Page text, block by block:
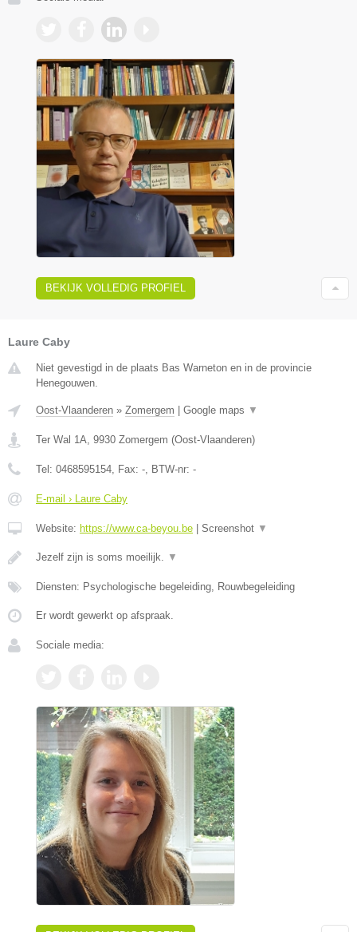
BEKIJK VOLLEDIG PROFIEL
Laure Caby
Niet gevestigd in de plaats Bas Warneton en in de provincie
Henegouwen.
Oost-Vlaanderen » Zomergem Google maps ▼
Ter Wal 1A, 9930 Zomergem (Oost-Vlaanderen)
Tel: 0468595154, Fax: -, BTW-nr: -
E-mail › Laure Caby
Website: https://www.ca-beyou.be Screenshot ▼
Jezelf zijn is soms moeilijk. ▼
Diensten: Psychologische begeleiding, Rouwbegeleiding
Er wordt gewerkt op afspraak.
Sociale media: